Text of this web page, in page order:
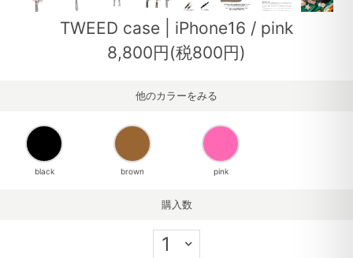
TWEED case | iPhone16 / pink
8,800円(税800円)
他のカラーをみる
black brown pink
購入数